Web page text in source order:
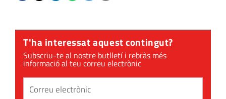
T'ha interessat aquest contingut?
Subscriu-te al nostre butlletí i rebràs més
informació al teu correu electrònic